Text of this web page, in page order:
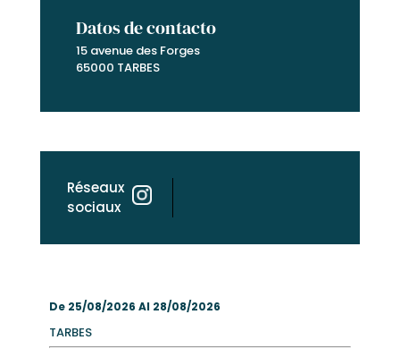
Datos de contacto
15 avenue des Forges
65000 TARBES
Réseaux
sociaux
De 25/08/2026 Al 28/08/2026
TARBES